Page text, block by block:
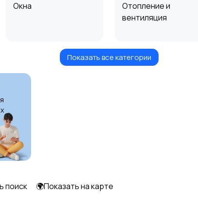
Окна
Отопление и
вентиляция
Электроинструмент
Показать все категории
поиск 🌍Показать на карте